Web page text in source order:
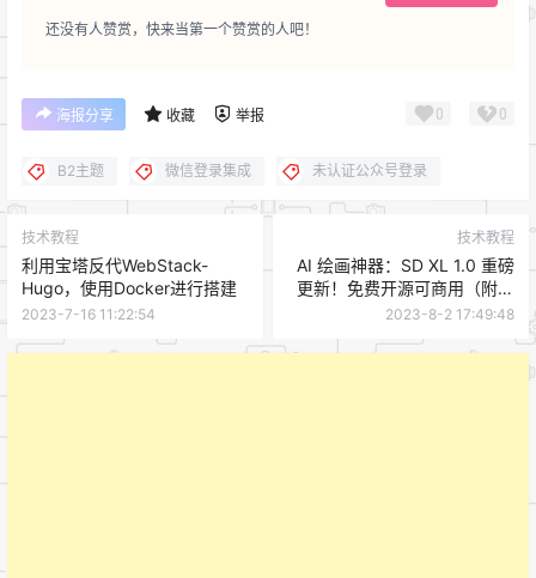
还没有人赞赏，快来当第一个赞赏的人吧！
海报分享 收藏 举报 0 0
B2主题 微信登录集成 未认证公众号登录
技术教程
利用宝塔反代WebStack-
Hugo，使用Docker进行搭建
2023-7-16 11:22:54
技术教程
AI 绘画神器：SD XL 1.0 重磅
更新！免费开源可商用（附在
线使用+本地部署教程)
2023-8-2 17:49:48